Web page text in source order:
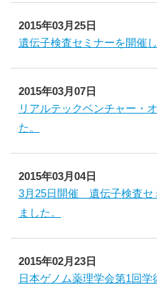
2015年03月25日
遺伝子検査セミナーを開催し
2015年03月07日
リアルテックベンチャー・
た。
2015年03月04日
3月25日開催 遺伝子検査セ
ました。
2015年02月23日
日本ゲノム薬理学会第1回